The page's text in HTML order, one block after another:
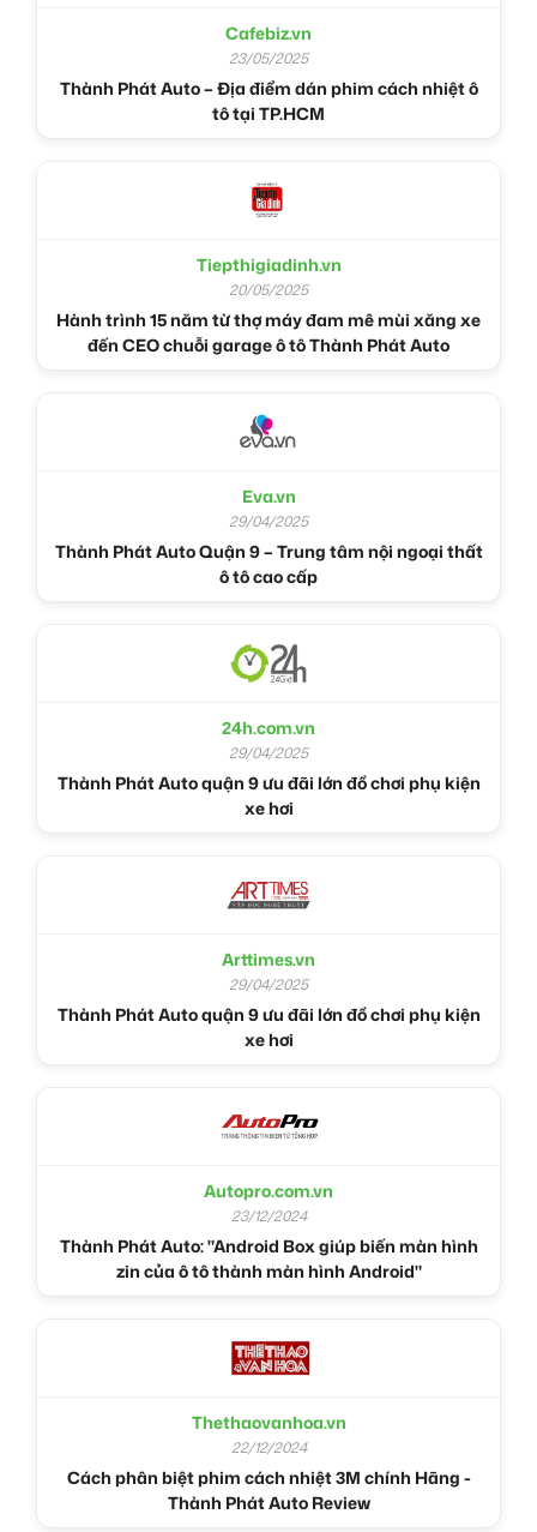
Cafebiz.vn
23/05/2025
Thành Phát Auto – Địa điểm dán phim cách nhiệt ô
tô tại TP.HCM
Tiepthigiadinh.vn
20/05/2025
Hành trình 15 năm từ thợ máy đam mê mùi xăng xe
đến CEO chuỗi garage ô tô Thành Phát Auto
Eva.vn
29/04/2025
Thành Phát Auto Quận 9 – Trung tâm nội ngoại thất
ô tô cao cấp
24h.com.vn
29/04/2025
Thành Phát Auto quận 9 ưu đãi lớn đồ chơi phụ kiện
xe hơi
Arttimes.vn
29/04/2025
Thành Phát Auto quận 9 ưu đãi lớn đồ chơi phụ kiện
xe hơi
Autopro.com.vn
23/12/2024
Thành Phát Auto: "Android Box giúp biến màn hình
zin của ô tô thành màn hình Android"
Thethaovanhoa.vn
22/12/2024
Cách phân biệt phim cách nhiệt 3M chính Hãng -
Thành Phát Auto Review